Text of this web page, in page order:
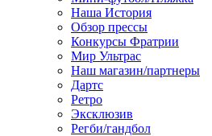
Наша История
Обзор прессы
Конкурсы Фратрии
Мир Ультрас
Наш магазин/партнеры
Дартс
Ретро
Эксклюзив
Регби/гандбол